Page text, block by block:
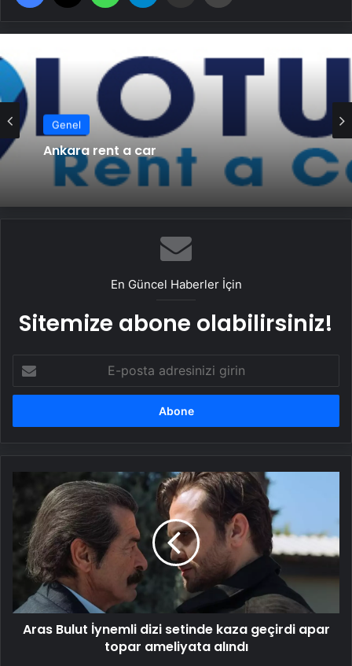
Genel
Ankara rent a car
En Güncel Haberler İçin
Sitemize abone olabilirsiniz!
posta
adresinizi
İynemli
setinde
kaza
geçirdi
apar
topar
ameliyata
Aras Bulut İynemli dizi setinde kaza geçirdi apar
topar ameliyata alındı